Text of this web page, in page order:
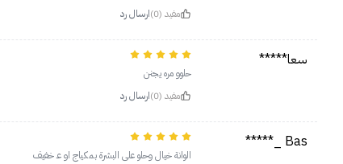
مفيد (0)
ارسال رد
سعا*****
حلوو مره يجنن
مفيد (0)
ارسال رد
Bas _*****
الوانة خيال وحلو على البشرة بمكياج او عـ خفيف